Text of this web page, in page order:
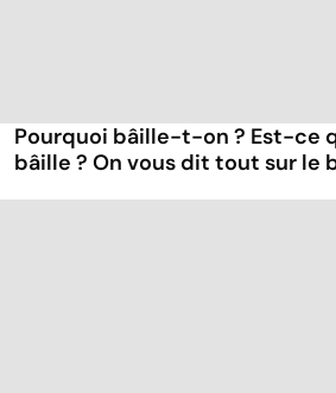
Pourquoi bâille-t-on ? Est-ce
bâille ? On vous dit tout sur le